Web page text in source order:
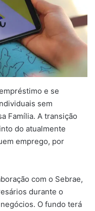
e se
sem
Família. A transição
do atualmente
emprego, por
com o Sebrae,
durante o
O fundo terá